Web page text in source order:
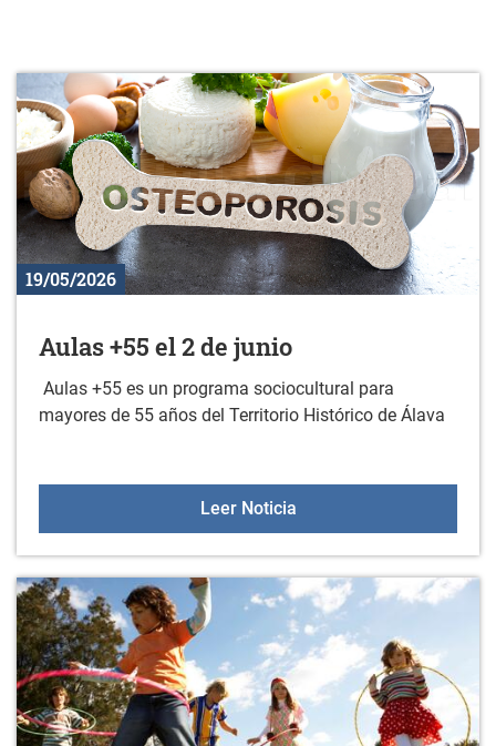
19/05/2026
Aulas +55 el 2 de junio
Aulas +55 es un programa sociocultural para
mayores de 55 años del Territorio Histórico de Álava
Leer NoticiaAulas +55 el 2 de junio